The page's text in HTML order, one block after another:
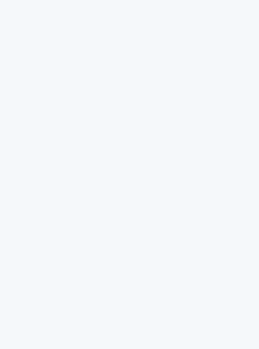
-startDelay 30